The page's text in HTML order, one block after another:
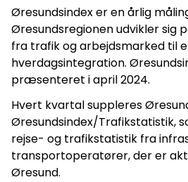
Øresundsindex er en årlig
Øresundsregionen udvikler sig
fra trafik og arbejdsmarked til
hverdagsintegration.
præsenteret i april 2024.
Hvert kvartal suppleres
Øresundsindex/Trafikstatistik,
rejse- og trafikstatistik fra
transportoperatører, der er
Øresund.